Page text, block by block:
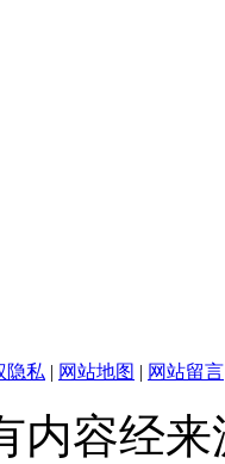
隐私 | 网站地图 | 网站留言
内容经